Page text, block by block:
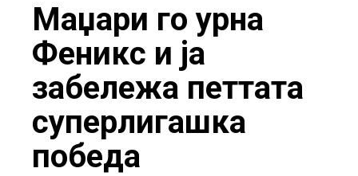
here
Маџари го урна
Феникс и ја
забележа петтата
суперлигашка
победа